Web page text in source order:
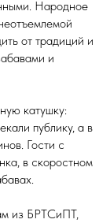
Народное
от традиций и
и
катушку:
публику, а в
Гости с
в скоростном
из БРТСиПТ,